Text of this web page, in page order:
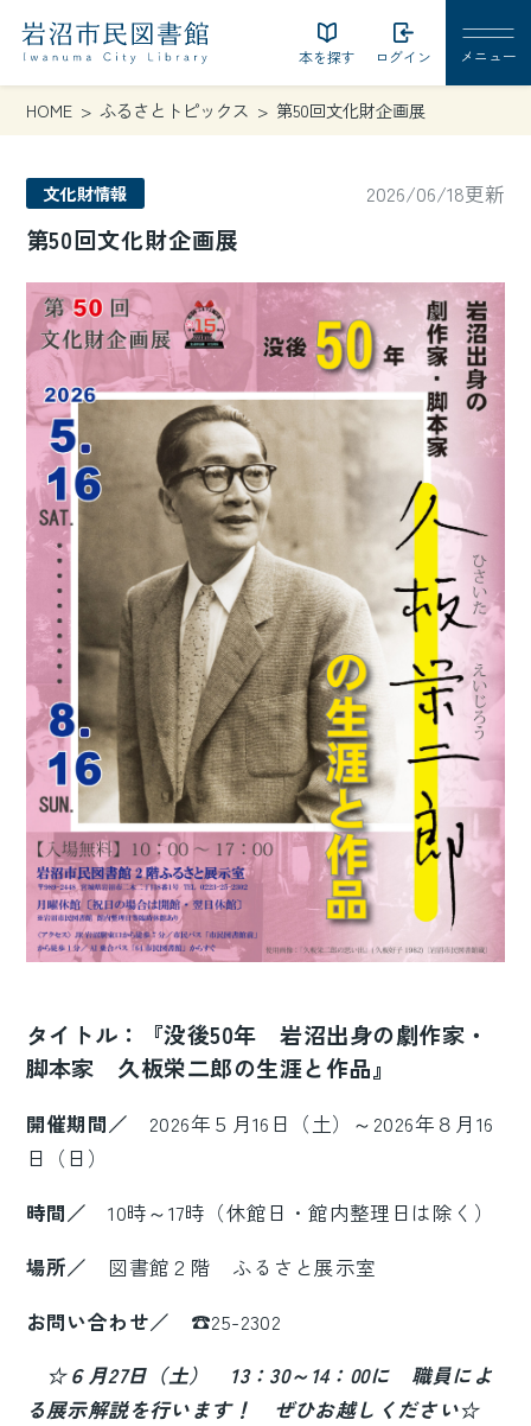
本を探す ログイン
HOME ふるさとトピックス 第50回文化財企画展
文化財情報 2026/06/18更新
第50回文化財企画展
タイトル：『没後50年 岩沼出身の劇作家・
脚本家 久板栄二郎の生涯と作品』
開催期間／ 2026年５月16日（土）～2026年８月16
日（日）
時間／ 10時～17時（休館日・館内整理日は除く）
場所／ 図書館２階 ふるさと展示室
お問い合わせ／ ☎25-2302
☆６月27日（土） 13：30～14：00に 職員によ
る展示解説を行います！ ぜひお越しください☆